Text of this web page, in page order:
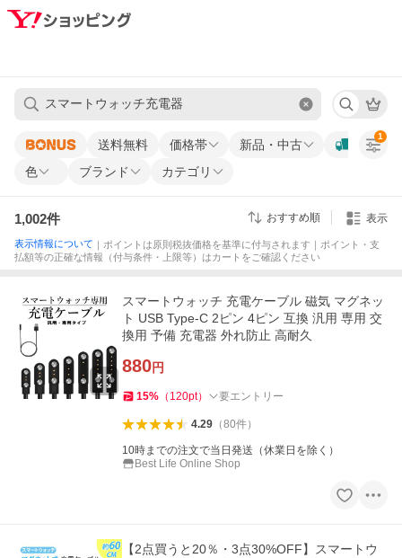
送料無料 価格帯
新品・中古
色
ブランド カテゴリ
1
1,002件 おすすめ順 表示
表示情報について ｜ポイントは原則税抜価格を基準に付与されます｜ポイント・支
払額等の正確な情報（付与条件・上限等）はカートをご確認ください
スマートウォッチ 充電ケーブル 磁気 マグネッ
ト USB Type-C 2ピン 4ピン 互換 汎用 専用 交
換用 予備 充電器 外れ防止 高耐久
880円
15% （ 120pt） 要エントリー
4.29（80件）
10時までの注文で当日発送（休業日を除く）
Best Life Online Shop
【2点買うと20％・3点30%OFF】スマートウ